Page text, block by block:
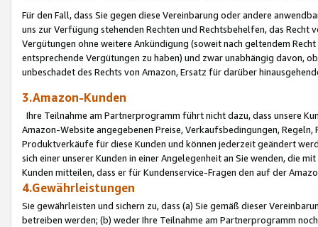
Für den Fall, dass Sie gegen diese Vereinbarung oder andere
uns zur Verfügung stehenden Rechten und Rechtsbehelfen, das
Vergütungen ohne weitere Ankündigung (soweit nach geltendem
entsprechende Vergütungen zu haben) und zwar unabhängig davon,
unbeschadet des Rechts von Amazon, Ersatz für darüber
3.Amazon-Kunden
Ihre Teilnahme am Partnerprogramm führt nicht dazu, dass unsere
Amazon-Website angegebenen Preise, Verkaufsbedingungen,
Produktverkäufe für diese Kunden und können jederzeit geändert
sich einer unserer Kunden in einer Angelegenheit an Sie wenden, die
Kunden mitteilen, dass er für Kundenservice-Fragen den auf der
4.Gewährleistungen
Sie gewährleisten und sichern zu, dass (a) Sie gemäß dieser
betreiben werden; (b) weder Ihre Teilnahme am Partnerprogramm